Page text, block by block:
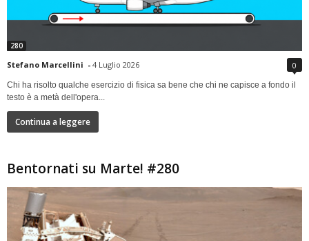
280
Stefano Marcellini - 4 Luglio 2026 0
Chi ha risolto qualche esercizio di fisica sa bene che chi ne capisce a fondo il
testo è a metà dell'opera...
Continua a leggere
Bentornati su Marte! #280